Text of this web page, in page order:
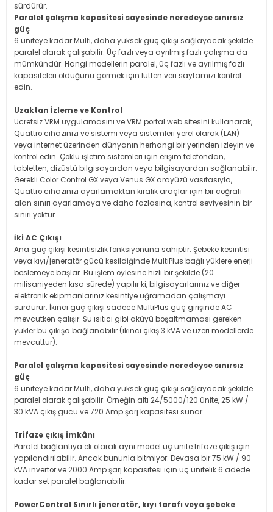
sürdürür.
Paralel çalışma kapasitesi sayesinde neredeyse sınırsız
güç
6 üniteye kadar Multi, daha yüksek güç çıkışı sağlayacak şekilde
paralel olarak çalışabilir. Üç fazlı veya ayrılmış fazlı çalışma da
mümkündür. Hangi modellerin paralel, üç fazlı ve ayrılmış fazlı
kapasiteleri olduğunu görmek için lütfen veri sayfamızı kontrol
edin.
Uzaktan İzleme ve Kontrol
Ücretsiz VRM uygulamasını ve VRM portal web sitesini kullanarak,
Quattro cihazınızı ve sistemi veya sistemleri yerel olarak (LAN)
veya internet üzerinden dünyanın herhangi bir yerinden izleyin ve
kontrol edin. Çoklu işletim sistemleri için erişim telefondan,
tabletten, dizüstü bilgisayardan veya bilgisayardan sağlanabilir.
Gerekli Color Control GX veya Venus GX arayüzü vasıtasıyla,
Quattro cihazınızı ayarlamaktan kiralık araçlar için bir coğrafi
alan sınırı ayarlamaya ve daha fazlasına, kontrol seviyesinin bir
sınırı yoktur…
İki AC Çıkışı
Ana güç çıkışı kesintisizlik fonksiyonuna sahiptir. Şebeke kesintisi
veya kıyı/jeneratör gücü kesildiğinde MultiPlus bağlı yüklere enerji
beslemeye başlar. Bu işlem öylesine hızlı bir şekilde (20
milisaniyeden kısa sürede) yapılır ki, bilgisayarlarınız ve diğer
elektronik ekipmanlarınız kesintiye uğramadan çalışmayı
sürdürür. İkinci güç çıkışı sadece MultiPlus güç girişinde AC
mevcutken çalışır. Su ısıtıcı gibi aküyü boşaltmaması gereken
yükler bu çıkışa bağlanabilir (ikinci çıkış 3 kVA ve üzeri modellerde
mevcuttur).
Paralel çalışma kapasitesi sayesinde neredeyse sınırsız
güç
6 üniteye kadar Multi, daha yüksek güç çıkışı sağlayacak şekilde
paralel olarak çalışabilir. Örneğin altı 24/5000/120 ünite, 25 kW /
30 kVA çıkış gücü ve 720 Amp şarj kapasitesi sunar.
Trifaze çıkış imkânı
Paralel bağlantıya ek olarak aynı model üç ünite trifaze çıkış için
yapılandırılabilir. Ancak bununla bitmiyor: Devasa bir 75 kW / 90
kVA invertör ve 2000 Amp şarj kapasitesi için üç ünitelik 6 adede
kadar set paralel bağlanabilir.
PowerControl Sınırlı jeneratör, kıyı tarafı veya şebeke